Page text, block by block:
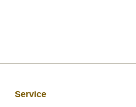
Service